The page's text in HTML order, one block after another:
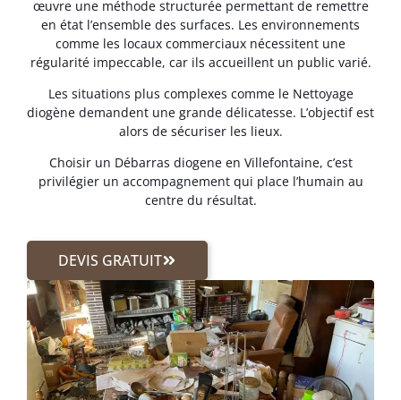
œuvre une méthode structurée permettant de remettre
en état l’ensemble des surfaces. Les environnements
comme les locaux commerciaux nécessitent une
régularité impeccable, car ils accueillent un public varié.
Les situations plus complexes comme le Nettoyage
diogène demandent une grande délicatesse. L’objectif est
alors de sécuriser les lieux.
Choisir un Débarras diogene en Villefontaine, c’est
privilégier un accompagnement qui place l’humain au
centre du résultat.
DEVIS GRATUIT